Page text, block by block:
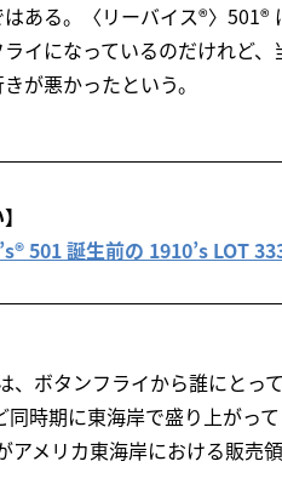
ある。〈リーバイス®〉
イになっているのだけれど
が悪かったという。
501 誕生前の 1910’s LOT
、ボタンフライから誰にとっ
時期に東海岸で盛り上がっ
アメリカ東海岸における販売